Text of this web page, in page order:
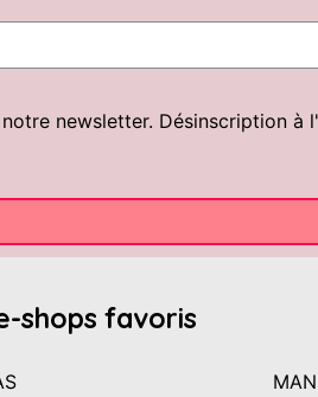
newsletter. Désinscription à
shops favoris